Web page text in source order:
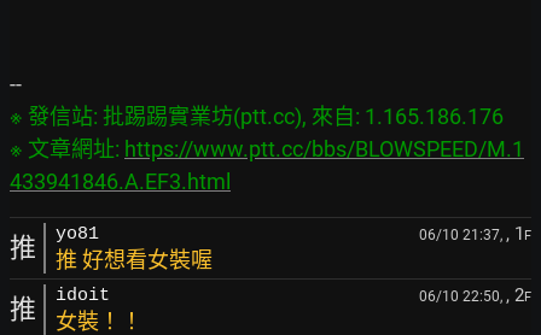
※ 發信站: 批踢踢實業坊(ptt.cc), 來自: 1.165.186.176
※ 文章網址: https://www.ptt.cc/bbs/BLOWSPEED/M.1
433941846.A.EF3.html
推 yo81 06/10 21:37, , 1 F
推 好想看女裝喔
推 idoit 06/10 22:50, , 2F
女裝！！